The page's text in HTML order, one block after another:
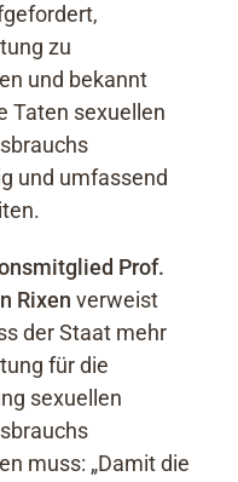
zu
und bekannt
Taten sexuellen
und umfassend
Prof.
Rixen verweist
der Staat mehr
für die
sexuellen
muss: „Damit die